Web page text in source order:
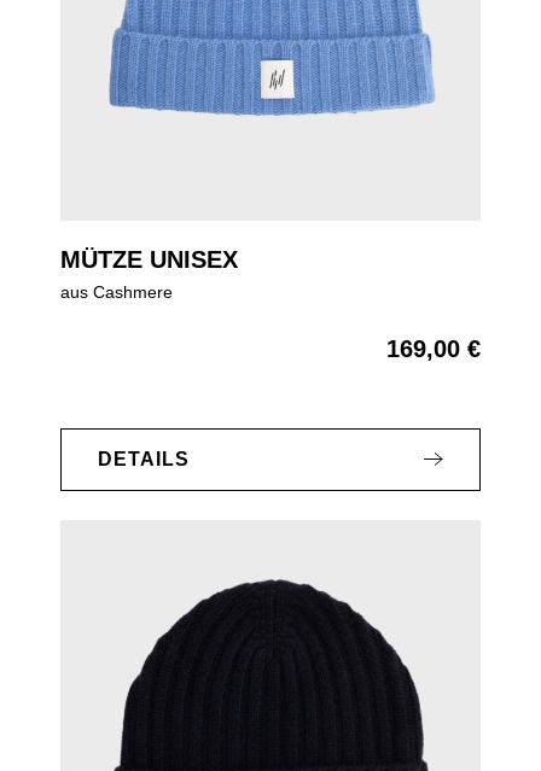
MÜTZE UNISEX
aus Cashmere
169,00 €
DETAILS